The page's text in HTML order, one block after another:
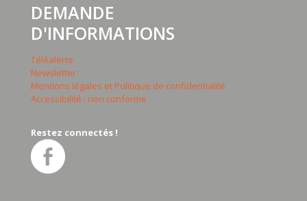
DEMANDE
D'INFORMATIONS
Téléalerte
Newsletter
Mentions légales et Politique de confidentialité
Accessibilité : non conforme
Restez connectés !